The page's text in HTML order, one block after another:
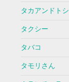
タカアンドトシ
タクシー
タバコ
タモリさん